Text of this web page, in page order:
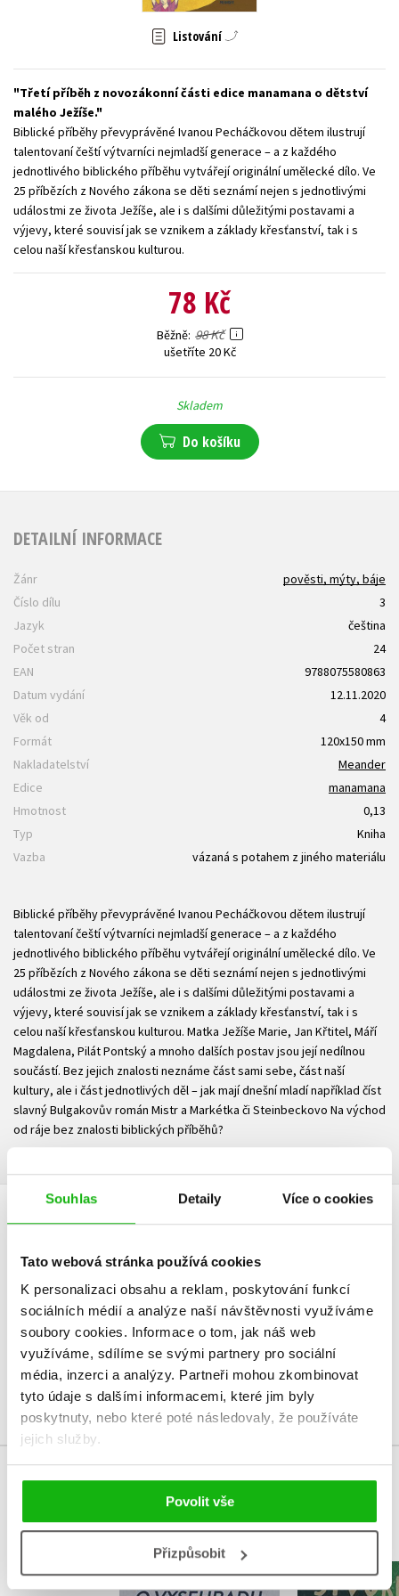
Souhlas Detaily Více o cookies
Tato webová stránka používá cookies
K personalizaci obsahu a reklam, poskytování funkcí
sociálních médií a analýze naší návštěvnosti využíváme
soubory cookies. Informace o tom, jak náš web
využíváme, sdílíme se svými partnery pro sociální
média, inzerci a analýzy. Partneři mohou zkombinovat
tyto údaje s dalšími informacemi, které jim byly
poskytnuty, nebo které poté následovaly, že používáte
jejich služby.
Povolit vše
Přizpůsobit
Zahraniční literatura
Všechny tituly
Listování
Třetí příběh z novozákonní části edice manamana o dětství
malého Ježíše.
Biblické příběhy převyprávěné Ivanou Pecháčkovou dětem ilustrují
talentovaní čeští výtvarníci nejmladší generace – a z každého
jednotlivého biblického příběhu vytvářejí originální umělecké dílo. Ve
25 příbězích z Nového zákona se děti seznámí nejen s jednotlivými
událostmi ze života Ježíše, ale i s dalšími důležitými postavami a
výjevy, které souvisí jak se vznikem a základy křesťanství, tak i s
celou naší křesťanskou kulturou.
78 Kč
Běžně 98 Kč
ušetříte 20 Kč
Skladem
Do košíku
DETAILNÍ INFORMACE
Žánr
pověsti, mýty, báje
Číslo dílu
3
Jazyk
čeština
Počet stran
24
EAN
9788075580863
Datum vydání
12.11.2020
Věk od
4
Formát
120x150 mm
Nakladatelství
Meander
Edice
manamana
Hmotnost
0,13
Typ
Kniha
Vazba
vázaná s potahem z jiného materiálu
Biblické příběhy převyprávěné Ivanou Pecháčkovou dětem ilustrují
talentovaní čeští výtvarníci nejmladší generace – a z každého
jednotlivého biblického příběhu vytvářejí originální umělecké dílo. Ve
25 příbězích z Nového zákona se děti seznámí nejen s jednotlivými
událostmi ze života Ježíše, ale i s dalšími důležitými postavami a
výjevy, které souvisí jak se vznikem a základy křesťanství, tak i s
celou naší křesťanskou kulturou. Matka Ježíše Marie, Jan Křtitel, Máří
Magdalena, Pilát Pontský a mnoho dalších postav jsou její nedílnou
součástí. Bez jejich znalosti neznáme část sami sebe, část naší
kultury, ale i část jednotlivých děl – jak mají dnešní mladí například číst
slavný Bulgakovův román Mistr a Markétka či Steinbeckovo Na východ
od ráje bez znalosti biblických příběhů?
HODNOCENÍ ČTENÁŘŮ
V současné době nejsou vytvořena žádná uživatelská hodnocení.
Vaše hodnocení
Uživatelskou recenzi mohou vkládat pouze registrovaní uživatelé
Přihlásit
MOHLO BY VÁS TAKÉ ZAJÍMAT
Legenda o